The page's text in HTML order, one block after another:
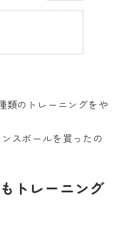
類のトレーニングをや
スボールを買ったの
トレーニング